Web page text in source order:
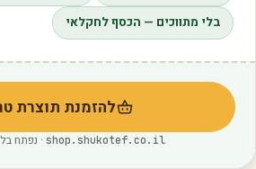
בלי מתווכים — הכסף לחקלאי
להזמנת תוצרת
(נפתח
shop.shukotef.co.il · נפתח